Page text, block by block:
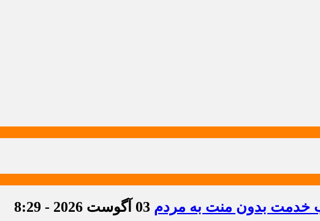
خدمت بدون منت به مردم 03 آگوست 2026 - 8:29